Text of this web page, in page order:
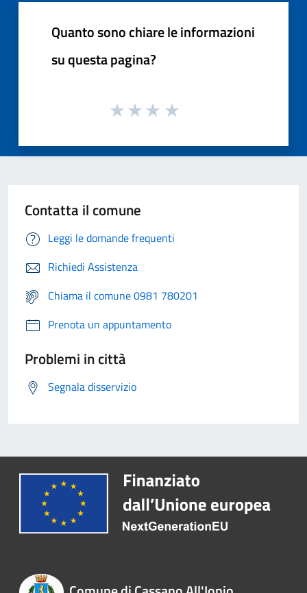
Quanto sono chiare le informazioni
su questa pagina?
Contatta il comune
Leggi le domande frequenti
Richiedi Assistenza
Chiama il comune 0981 780201
Prenota un appuntamento
Problemi in città
Segnala disservizio